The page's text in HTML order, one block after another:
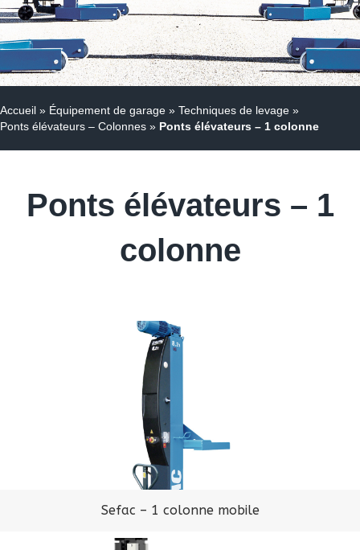
Accueil » Équipement de garage » Techniques de levage »
Ponts élévateurs – Colonnes » Ponts élévateurs – 1 colonne
Ponts élévateurs – 1
colonne
Sefac – 1 colonne mobile